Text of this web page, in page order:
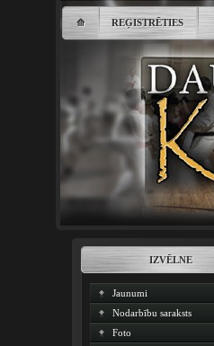
⟰ REĢISTRĒTIES
IZVĒLNE
Jaunumi
Nodarbību saraksts
Foto